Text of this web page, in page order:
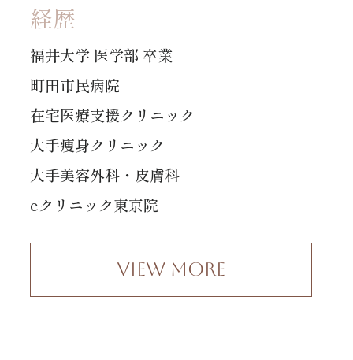
経歴
福井大学 医学部 卒業
町田市民病院
在宅医療支援クリニック
大手痩身クリニック
大手美容外科・皮膚科
eクリニック東京院
View More